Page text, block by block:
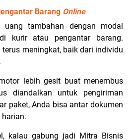
Barang Online
tambahan dengan modal
kurir atau pengantar barang.
meningkat, baik dari individu
lebih gesit buat menembus
diandalkan untuk pengiriman
paket, Anda bisa antar dokumen
kalau gabung jadi Mitra Bisnis